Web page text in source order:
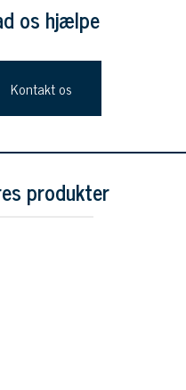
os hjælpe
Kontakt os
produkter